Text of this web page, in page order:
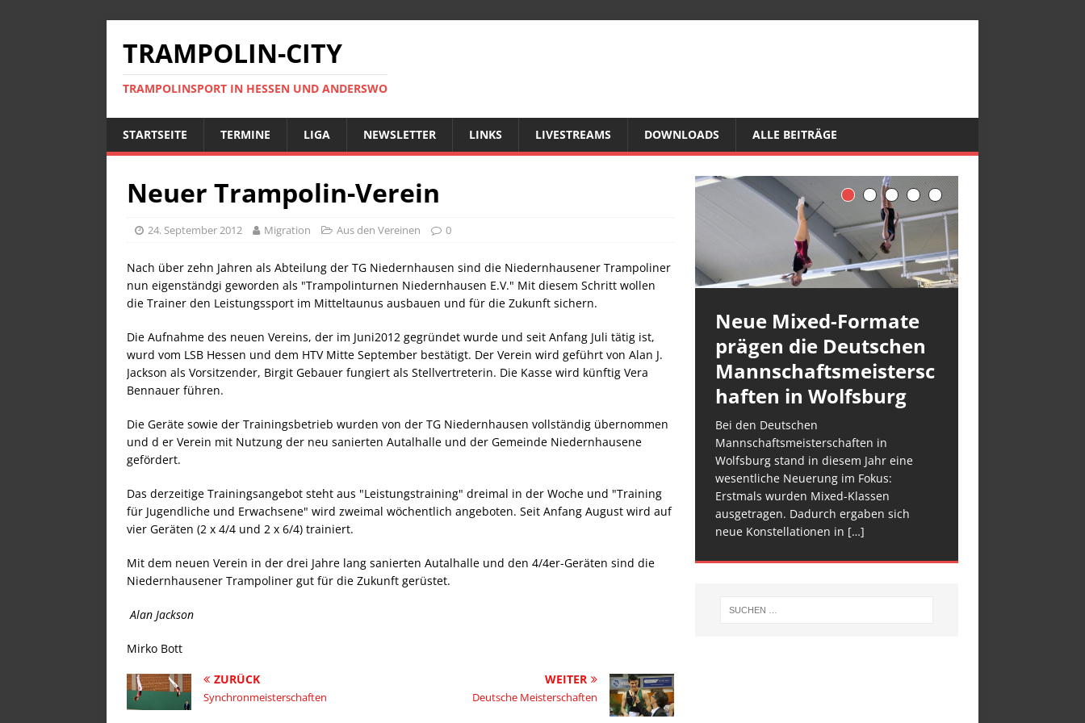
TRAMPOLIN-CITY
TRAMPOLINSPORT IN HESSEN UND ANDERSWO
STARTSEITE TERMINE LIGA NEWSLETTER LINKS LIVESTREAMS DOWNLOADS ALLE BEITRÄGE
Neuer Trampolin-Verein
24. September 2012 Migration Aus den Vereinen 0
Nach über zehn Jahren als Abteilung der TG Niedernhausen sind die Niedernhausener Trampoliner
nun eigenständgi geworden als "Trampolinturnen Niedernhausen E.V." Mit diesem Schritt wollen
die Trainer den Leistungssport im Mitteltaunus ausbauen und für die Zukunft sichern.
Die Aufnahme des neuen Vereins, der im Juni2012 gegründet wurde und seit Anfang Juli tätig ist,
wurd vom LSB Hessen und dem HTV Mitte September bestätigt. Der Verein wird geführt von Alan J.
Jackson als Vorsitzender, Birgit Gebauer fungiert als Stellvertreterin. Die Kasse wird künftig Vera
Bennauer führen.
Die Geräte sowie der Trainingsbetrieb wurden von der TG Niedernhausen vollständig übernommen
und d er Verein mit Nutzung der neu sanierten Autalhalle und der Gemeinde Niedernhausene
gefördert.
Das derzeitige Trainingsangebot steht aus "Leistungstraining" dreimal in der Woche und "Training
für Jugendliche und Erwachsene" wird zweimal wöchentlich angeboten. Seit Anfang August wird auf
vier Geräten (2 x 4/4 und 2 x 6/4) trainiert.
Mit dem neuen Verein in der drei Jahre lang sanierten Autalhalle und den 4/4er-Geräten sind die
Niedernhausener Trampoliner gut für die Zukunft gerüstet.
Alan Jackson
Mirko Bott
ZURÜCK
Synchronmeisterschaften
WEITER
Deutsche Meisterschaften
Neue Mixed-Formate
prägen die Deutschen
Mannschaftsmeistersc
haften in Wolfsburg
Bei den Deutschen
Mannschaftsmeisterschaften in
Wolfsburg stand in diesem Jahr eine
wesentliche Neuerung im Fokus:
Erstmals wurden Mixed-Klassen
ausgetragen. Dadurch ergaben sich
neue Konstellationen in […]